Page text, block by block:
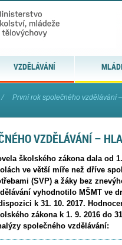
VZDĚLÁVÁNÍ
⁄ První rok společného vzdělávání
VZDĚLÁVÁNÍ –
školského zákona dala od
ve větší míře než dříve
(SVP) a žáky bez
vyhodnotilo MŠMT ve
k 31. 10. 2017.
zákona k 1. 9. 2016 do
společného vzdělávání: